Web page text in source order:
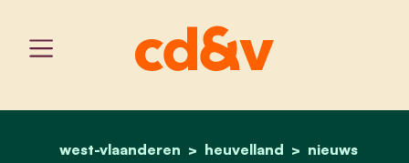
home
west-vlaanderen heuvelland nieuws
cd&v op volle kracht